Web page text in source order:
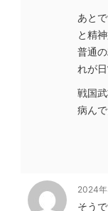
あと
と精
普通
れが
戦国
病ん
2024
そう